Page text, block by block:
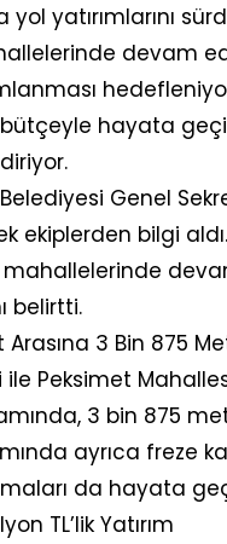
yol yatırımlarını
devam
hayata
Genel
ekiplerden bilgi
belirtti.
3 Bin 875
ile Peksimet
3 bin 875
ayrıca freze
da hayata
TL’lik Yatırım